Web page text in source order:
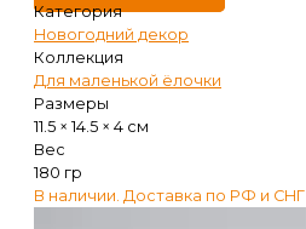
Категория
Новогодний декор
Коллекция
Для маленькой ёлочки
Размеры
11.5 × 14.5 × 4 см
Вес
180 гр
В наличии. Доставка по РФ и СНГ